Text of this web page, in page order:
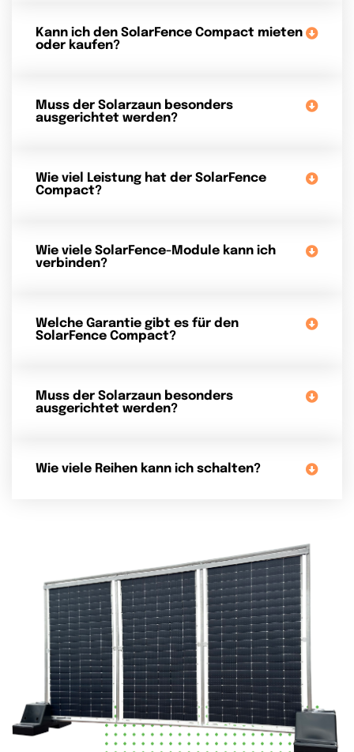
Kann ich den SolarFence Compact mieten
oder kaufen?
Muss der Solarzaun besonders
ausgerichtet werden?
Wie viel Leistung hat der SolarFence
Compact?
Wie viele SolarFence-Module kann ich
verbinden?
Welche Garantie gibt es für den
SolarFence Compact?
Muss der Solarzaun besonders
ausgerichtet werden?
Wie viele Reihen kann ich schalten?